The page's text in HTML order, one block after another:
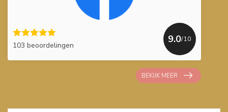
103 beoordelingen
9.0/10
BEKIJK MEER